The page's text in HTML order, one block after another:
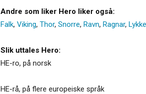
Andre som liker Hero liker også:
Falk, Viking, Thor, Snorre, Ravn, Ragnar, Lykke
Slik uttales Hero:
HE-ro, på norsk
HE-rå, på flere europeiske språk